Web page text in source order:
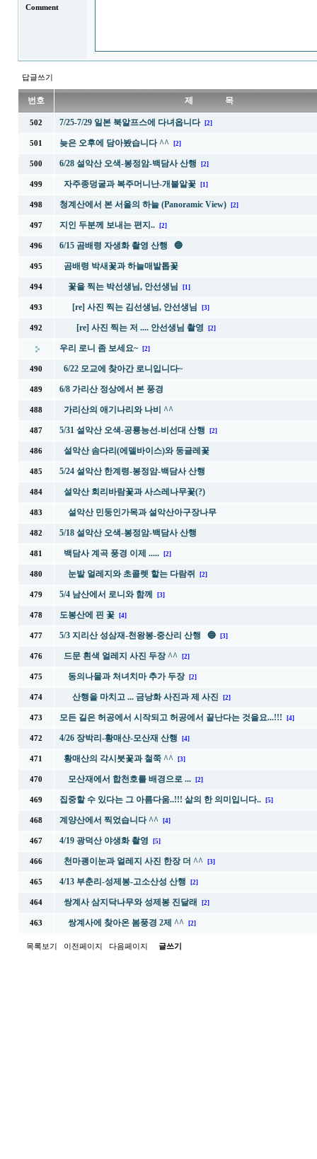
Comment
답글쓰기
번호 제 목
502 7/25-7/29 일본 북알프스에 다녀옵니다 [2]
501 늦은 오후에 담아봤습니다 ^^ [2]
500 6/28 설악산 오색-봉정암-백담사 산행 [2]
499 자주종덩굴과 복주머니난-개불알꽃 [1]
498 청계산에서 본 서울의 하늘 (Panoramic View) [2]
497 지인 두분께 보내는 편지.. [2]
496 6/15 곰배령 자생화 촬영 산행 🔵
495 곰배령 박새꽃과 하늘매발톱꽃
494 꽃을 찍는 박선생님, 안선생님 [1]
493 [re] 사진 찍는 김선생님, 안선생님 [3]
492 [re] 사진 찍는 저 .... 안선생님 촬영 [2]
우리 로니 좀 보세요~ [2]
490 6/22 모교에 찾아간 로니입니다~
489 6/8 가리산 정상에서 본 풍경
488 가리산의 애기나리와 나비 ^^
487 5/31 설악산 오색-공룡능선-비선대 산행 [2]
486 설악산 솜다리(에델바이스)와 둥글레꽃
485 5/24 설악산 한계령-봉정암-백담사 산행
484 설악산 회리바람꽃과 사스레나무꽃(?)
483 설악산 민둥인가목과 설악산아구장나무
482 5/18 설악산 오색-봉정암-백담사 산행
481 백담사 계곡 풍경 이제 ..... [2]
480 눈밭 얼레지와 초콜렛 핱는 다람쥐 [2]
479 5/4 남산에서 로니와 함께 [3]
478 도봉산에 핀 꽃 [4]
477 5/3 지리산 성삼재-천왕봉-중산리 산행 🔵 [3]
476 드문 흰색 얼레지 사진 두장 ^^ [2]
475 동의나물과 처녀치마 추가 두장 [2]
474 산행을 마치고 ... 금낭화 사진과 제 사진 [2]
473 모든 길은 허공에서 시작되고 허공에서 끝난다는 것을요...!!! [4]
472 4/26 장박리-황매산-모산재 산행 [4]
471 황매산의 각시붓꽃과 철쭉 ^^ [3]
470 모산재에서 합천호를 배경으로 ... [2]
469 집중할 수 있다는 그 아름다움..!!! 삶의 한 의미입니다.. [5]
468 계양산에서 찍었습니다 ^^ [4]
467 4/19 광덕산 야생화 촬영 [5]
466 천마괭이눈과 얼레지 사진 한장 더 ^^ [3]
465 4/13 부춘리-성제봉-고소산성 산행 [2]
464 쌍계사 삼지닥나무와 성제봉 진달래 [2]
463 쌍계사에 찾아온 봄풍경 2제 ^^ [2]
목록보기 이전페이지 다음페이지 글쓰기